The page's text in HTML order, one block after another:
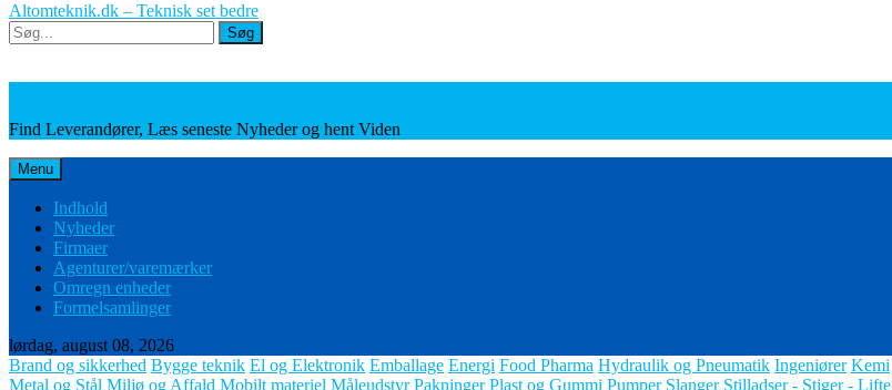
Altomteknik.dk – Teknisk set bedre
Søg
Søg
Find Leverandører, Læs seneste Nyheder og hent Viden
Menu
Indhold
Nyheder
Firmaer
Agenturer/varemærker
Omregn enheder
Formelsamlinger
lørdag, august 08, 2026
Brand og sikkerhed Bygge teknik El og Elektronik Emballage Energi Food Pharma Hydraulik og Pneumatik Ingeniører Kemi
Metal og Stål Miljø og Affald Mobilt materiel Måleudstyr Pakninger Plast og Gummi Pumper Slanger Stilladser - Stiger - Lifte